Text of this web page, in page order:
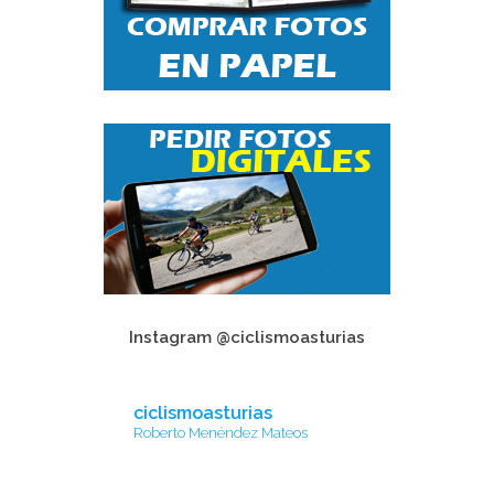
Instagram @ciclismoasturias
ciclismoasturias
Roberto Menéndez Mateos